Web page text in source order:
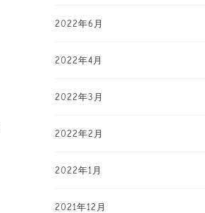
2022年6月
2022年4月
2022年3月
2022年2月
2022年1月
2021年12月